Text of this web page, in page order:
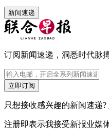
新闻速递
订阅新闻速递，洞悉时代脉搏
立即订阅
只想接收感兴趣的新闻速递?
注册即表示我接受新报业媒